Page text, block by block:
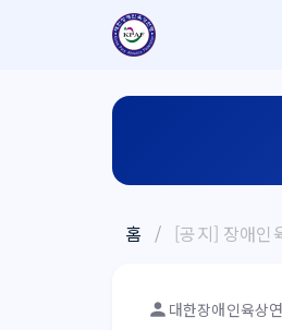
홈 / [공지] 장애인
대한장애인육상